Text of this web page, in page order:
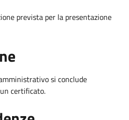
prevista per la presentazione
si conclude
certificato.